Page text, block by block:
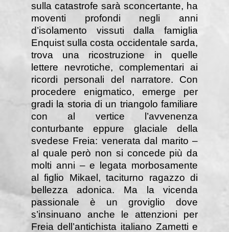
sulla catastrofe sarà sconcertante, ha
moventi profondi negli anni
d’isolamento vissuti dalla famiglia
Enquist sulla costa occidentale sarda,
trova una ricostruzione in quelle
lettere nevrotiche, complementari ai
ricordi personali del narratore. Con
procedere enigmatico, emerge per
gradi la storia di un triangolo familiare
con al vertice l’avvenenza
conturbante eppure glaciale della
svedese Freia: venerata dal marito –
al quale però non si concede più da
molti anni – e legata morbosamente
al figlio Mikael, taciturno ragazzo di
bellezza adonica. Ma la vicenda
passionale è un groviglio dove
s’insinuano anche le attenzioni per
Freia dell’antichista italiano Zametti e